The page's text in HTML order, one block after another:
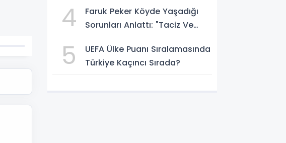
Egzoz Gazı Zehirlenmesi
4
Faruk Peker Köyde Yaşadığı
Sorunları Anlattı: "Taciz Ve
5
UEFA Ülke Puanı Sıralamasında
Türkiye Kaçıncı Sırada?